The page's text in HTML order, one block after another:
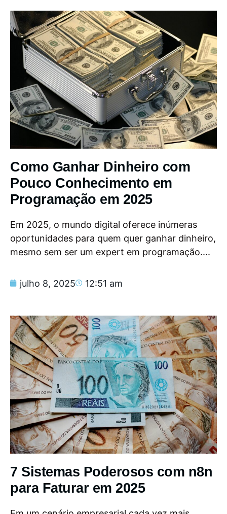
Como Ganhar Dinheiro com
Pouco Conhecimento em
Programação em 2025
Em 2025, o mundo digital oferece inúmeras
oportunidades para quem quer ganhar dinheiro,
mesmo sem ser um expert em programação....
julho 8, 2025 12:51 am
7 Sistemas Poderosos com n8n
para Faturar em 2025